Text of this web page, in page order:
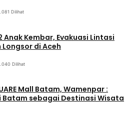
Dilihat
Anak Kembar, Evakuasi Lintasi
Longsor di Aceh
Dilihat
Mall Batam, Wamenpar :
Batam sebagai Destinasi Wisata